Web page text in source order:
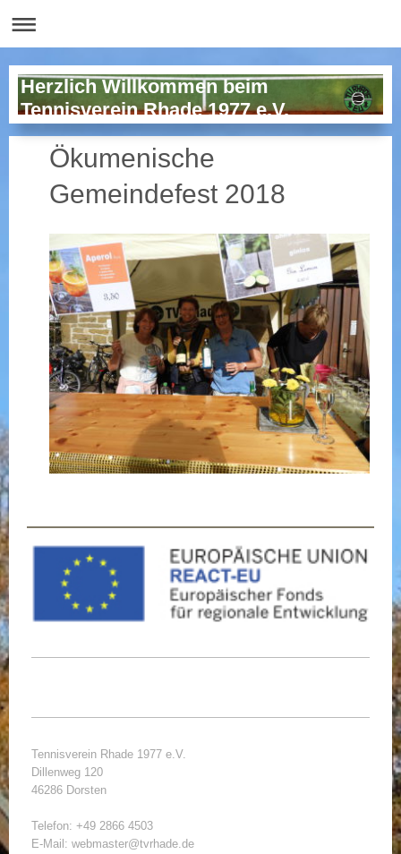
Herzlich Willkommen beim
Tennisverein Rhade 1977 e.V.
Ökumenische
Gemeindefest 2018
Tennisverein Rhade 1977 e.V.
Dillenweg 120
46286 Dorsten
Telefon: +49 2866 4503
E-Mail: webmaster@tvrhade.de